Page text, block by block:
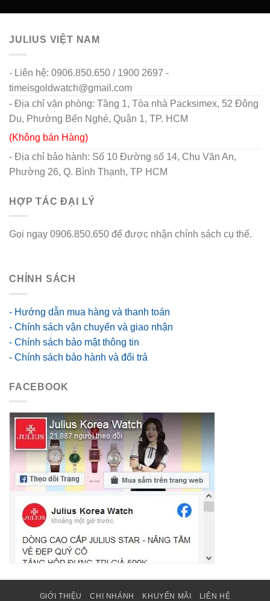
JULIUS VIỆT NAM
- Liên hệ: 0906.850.650 / 1900 2697 -
timeisgoldwatch@gmail.com
- Địa chỉ văn phòng: Tầng 1, Tòa nhà Packsimex, 52 Đông
Du, Phường Bến Nghé, Quận 1, TP. HCM
(Không bán Hàng)
- Địa chỉ bảo hành: Số 10 Đường số 14, Chu Văn An,
Phường 26, Q. Bình Thạnh, TP HCM
HỢP TÁC ĐẠI LÝ
Gọi ngay 0906.850.650 để được nhận chính sách cụ thể.
CHÍNH SÁCH
- Hướng dẫn mua hàng và thanh toán
- Chính sách vận chuyển và giao nhận
- Chính sách bảo mật thông tin
- Chính sách bảo hành và đổi trả
FACEBOOK
GIỚI THIỆU CHI NHÁNH KHUYẾN MÃI LIÊN HỆ